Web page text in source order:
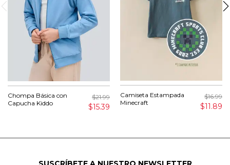
Chompa Básica con
Capucha Kiddo
$21.99
$15.39
Camiseta Estampada
Minecraft
$16.99
$11.89